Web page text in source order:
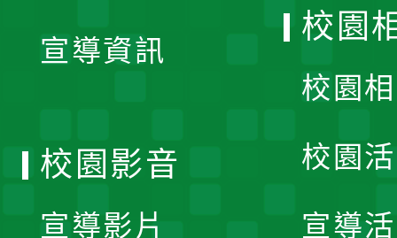
宣導資訊
校園
校園
校園
宣導
校園影音
宣導影片